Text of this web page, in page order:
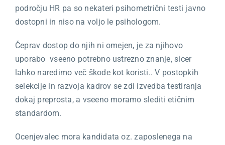
področju HR pa so nekateri psihometrični testi javno
dostopni in niso na voljo le psihologom.
Čeprav dostop do njih ni omejen, je za njihovo
uporabo vseeno potrebno ustrezno znanje, sicer
lahko naredimo več škode kot koristi.. V postopkih
selekcije in razvoja kadrov se zdi izvedba testiranja
dokaj preprosta, a vseeno moramo slediti etičnim
standardom.
Ocenjevalec mora kandidata oz. zaposlenega na